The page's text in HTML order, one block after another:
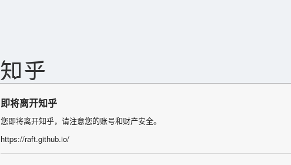
即将离开知乎
您即将离开知乎，请注意您的账号和财产安全。
https://raft.github.io/